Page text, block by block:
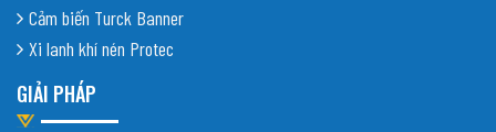
Cảm biến Turck Banner
Xi lanh khí nén Protec
GIẢI PHÁP